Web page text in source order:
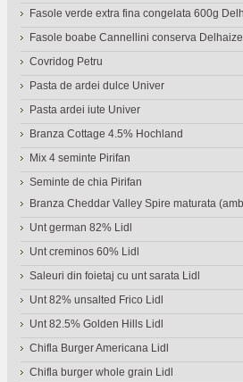
Fasole verde extra fina congelata 600g
Fasole boabe Cannellini conserva Delhaize
Covridog Petru
Pasta de ardei dulce Univer
Pasta ardei iute Univer
Branza Cottage 4.5% Hochland
Mix 4 seminte Pirifan
Seminte de chia Pirifan
Branza Cheddar Valley Spire maturata
Unt german 82% Lidl
Unt creminos 60% Lidl
Saleuri din foietaj cu unt sarata Lidl
Unt 82% unsalted Frico Lidl
Unt 82.5% Golden Hills Lidl
Chifla Burger Americana Lidl
Chifla burger whole grain Lidl